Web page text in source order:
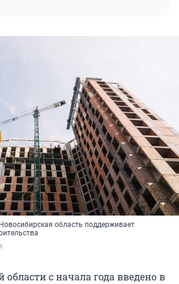
область поддерживает
области с начала года введено в